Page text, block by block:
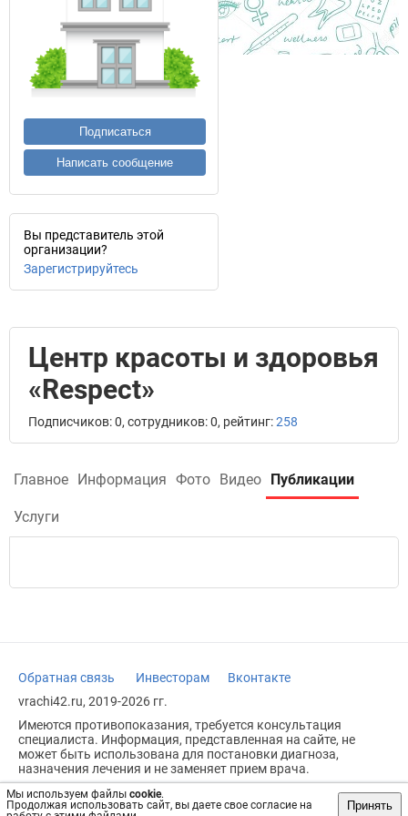
Мы используем файлы cookie.
Продолжая использовать сайт, вы даете свое согласие на
Принять
Подписаться
Написать сообщение
Вы представитель этой
организации?
Зарегистрируйтесь
Центр красоты и здоровья
«Respect»
Подписчиков: 0, сотрудников: 0, рейтинг:258
Главное Информация Фото Видео Публикации
Услуги
Обратная связь Инвесторам
Вконтакте
vrachi42.ru, 2019-2026 гг.
Имеются противопоказания, требуется консультация
специалиста. Информация, представленная на сайте, не
может быть использована для постановки диагноза,
назначения лечения и не заменяет прием врача.
Возрастное ограничение: 18+